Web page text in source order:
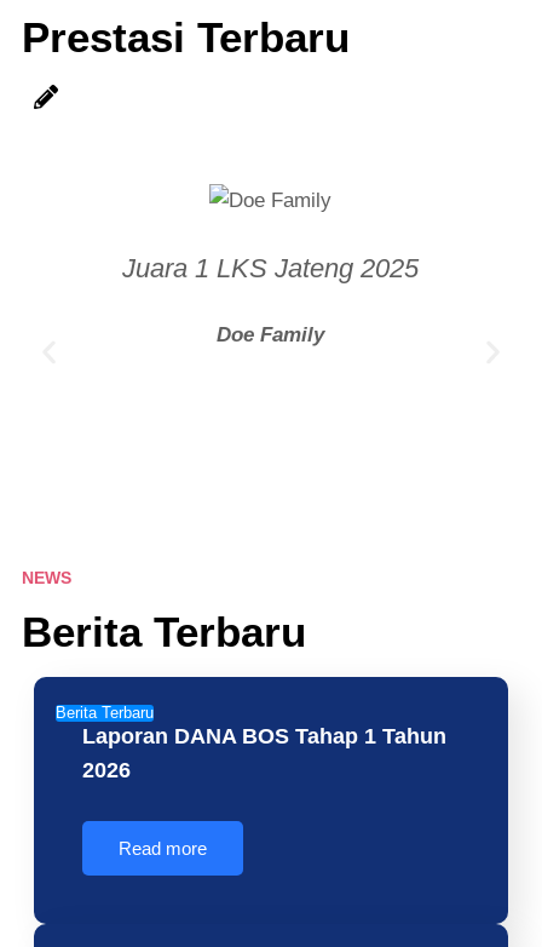
Prestasi Terbaru
Juara 1 LKS Jateng 2025
Doe Family
NEWS
Berita Terbaru
Berita Terbaru
Laporan DANA BOS Tahap 1 Tahun
2026
Read more